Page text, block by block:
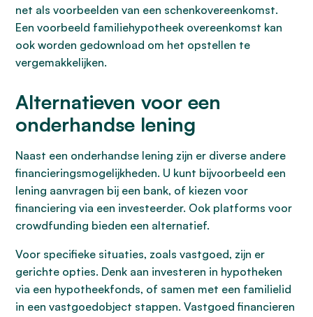
net als voorbeelden van een schenkovereenkomst.
Een voorbeeld familiehypotheek overeenkomst kan
ook worden gedownload om het opstellen te
vergemakkelijken.
Alternatieven voor een
onderhandse lening
Naast een onderhandse lening zijn er diverse andere
financieringsmogelijkheden. U kunt bijvoorbeeld een
lening aanvragen bij een bank, of kiezen voor
financiering via een investeerder. Ook platforms voor
crowdfunding bieden een alternatief.
Voor specifieke situaties, zoals vastgoed, zijn er
gerichte opties. Denk aan investeren in hypotheken
via een hypotheekfonds, of samen met een familielid
in een vastgoedobject stappen. Vastgoed financieren